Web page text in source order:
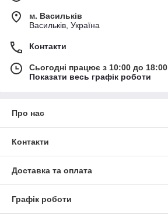
м. Васильків
Васильків, Україна
Контакти
Сьогодні працює з 10:00 до 18:00
Показати весь графік роботи
Про нас
Контакти
Доставка та оплата
Графік роботи